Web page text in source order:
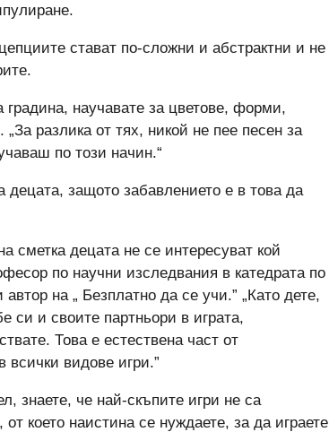
стават по-сложни и абстрактни и не
градина, научавате за цветове, форми,
разлика от тях, никой не пее песен за
по този начин.“
децата, защото забавлението е в това да
сметка децата не се интересуват кой
по научни изследвания в катедрата по
на „ Безплатно да се учи.” „Като дете,
си и своите партньори в играта,
Това е естествена част от
всички видове игри.”
знаете, че най-скъпите игри не са
което наистина се нуждаете, за да играете